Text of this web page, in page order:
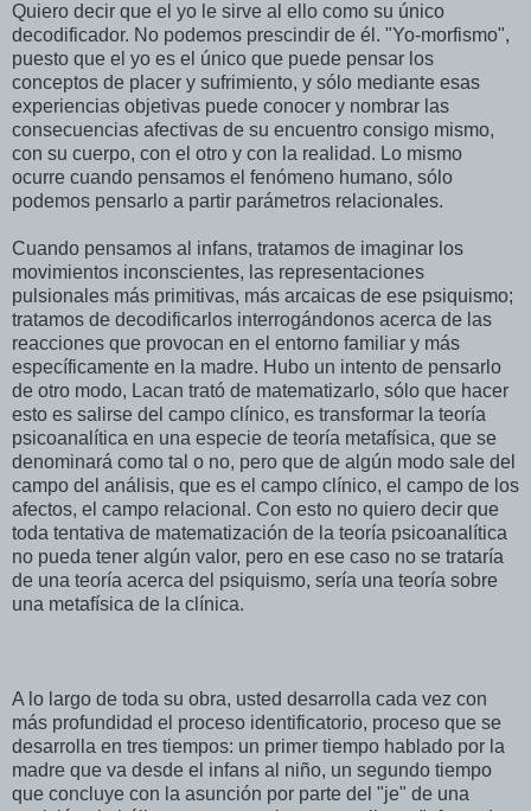
Quiero decir que el yo le sirve al ello como su único
decodificador. No podemos prescindir de él. "Yo-morfismo",
puesto que el yo es el único que puede pensar los
conceptos de placer y sufrimiento, y sólo mediante esas
experiencias objetivas puede conocer y nombrar las
consecuencias afectivas de su encuentro consigo mismo,
con su cuerpo, con el otro y con la realidad. Lo mismo
ocurre cuando pensamos el fenómeno humano, sólo
podemos pensarlo a partir parámetros relacionales.
Cuando pensamos al infans, tratamos de imaginar los
movimientos inconscientes, las representaciones
pulsionales más primitivas, más arcaicas de ese psiquismo;
tratamos de decodificarlos interrogándonos acerca de las
reacciones que provocan en el entorno familiar y más
específicamente en la madre. Hubo un intento de pensarlo
de otro modo, Lacan trató de matematizarlo, sólo que hacer
esto es salirse del campo clínico, es transformar la teoría
psicoanalítica en una especie de teoría metafísica, que se
denominará como tal o no, pero que de algún modo sale del
campo del análisis, que es el campo clínico, el campo de los
afectos, el campo relacional. Con esto no quiero decir que
toda tentativa de matematización de la teoría psicoanalítica
no pueda tener algún valor, pero en ese caso no se trataría
de una teoría acerca del psiquismo, sería una teoría sobre
una metafísica de la clínica.
A lo largo de toda su obra, usted desarrolla cada vez con
más profundidad el proceso identificatorio, proceso que se
desarrolla en tres tiempos: un primer tiempo hablado por la
madre que va desde el infans al niño, un segundo tiempo
que concluye con la asunción por parte del "je" de una